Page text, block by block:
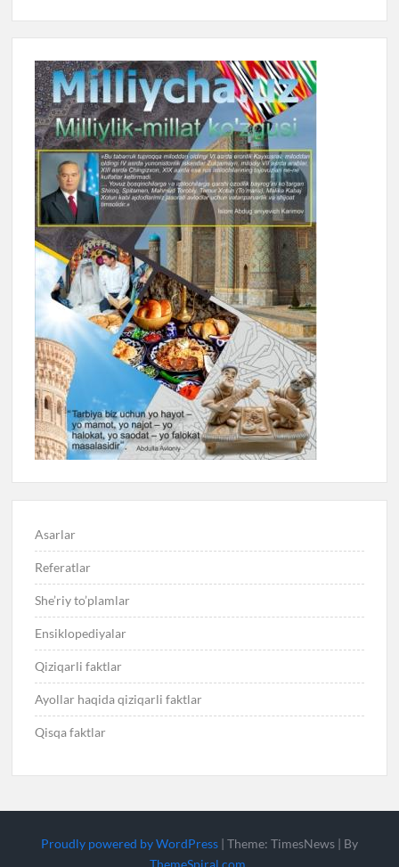
Asarlar
Referatlar
She’riy to’plamlar
Ensiklopediyalar
Qiziqarli faktlar
Ayollar haqida qiziqarli faktlar
Qisqa faktlar
Proudly powered by WordPress | Theme: TimesNews | By
ThemeSpiral.com